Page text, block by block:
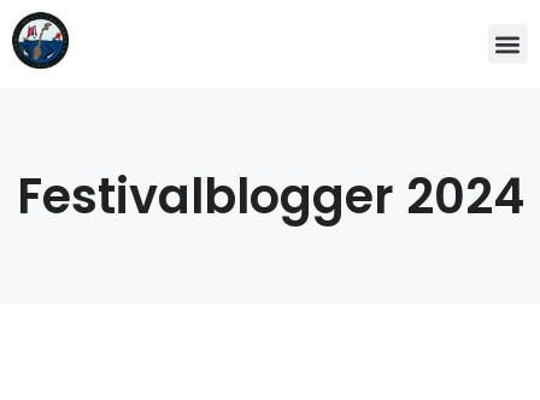
Festivalblogger 2024